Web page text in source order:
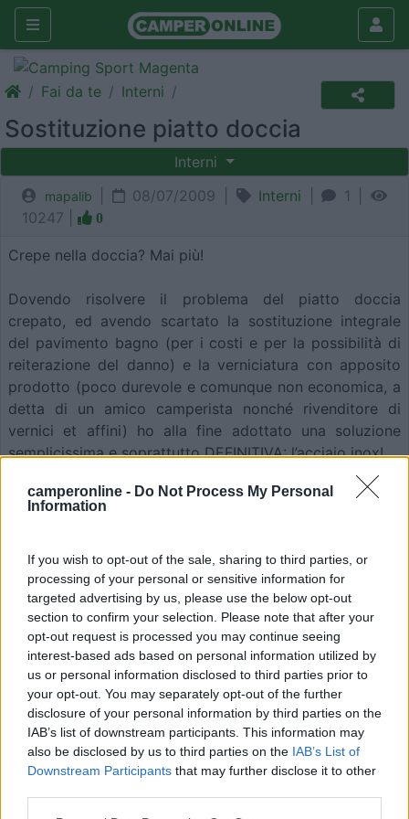
camperonline - Do Not Process My Personal
Information
If you wish to opt-out of the sale, sharing to third parties, or
processing of your personal or sensitive information for
targeted advertising by us, please use the below opt-out
section to confirm your selection. Please note that after your
opt-out request is processed you may continue seeing
interest-based ads based on personal information utilized by
us or personal information disclosed to third parties prior to
your opt-out. You may separately opt-out of the further
disclosure of your personal information by third parties on the
IAB’s list of downstream participants. This information may
also be disclosed by us to third parties on the IAB’s List of
Downstream Participants that may further disclose it to other
Fai da te Interni
Sostituzione piatto doccia
Interni
mapalib 08/07/2009 | Interni |
1 |
10247 |
0
Crepe nella doccia? Mai più!
Dovendo risolvere il problema del piatto doccia
crepato, ed avendo scartato la sostituzione integrale
del pavimento bagno (per i costi e per la possibilità di
reiterazione del danno) e la verniciatura con apposito
prodotto (poco durevole e comunque non economica, a
detta di un amico camperista nonché rivenditore di
vernici et affini) ho alla fine adottato una soluzione
semplicissima e soprattutto DEFINITIVA: l’acciaio inox!
Rivolgendomi a una piccola ditta specializzata nella
sagoma da ritagliare grazie a una funzione di autocad e
passato il tutto ad un’apposita macchina che l’ha
prodotta con taglio al plasma.Pochi minuti ancora per la
piegatura et voilà, piatto pronto per la prova che è
risultata perfetta. A questo punto sarebbe bastato
fissarlo e siliconare gli angoli, ma ho voluto sfidare il
fato e farli saldare da loro per aver maggior tenuta, ma
la cosa non ha pregiudicato il risultato finale.
Nonostante le apparenze grazie allo spessore ridotto
pesa pochissimo (poco più di un kg) e per realizzare la
svasatura dello scarico è bastato inserirvi un cuneo di
legno e battere delicatamente con una mazzetta.